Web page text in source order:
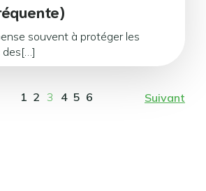
souvent à protéger les
des[…]
1 2 3 4 5 6 Suivant